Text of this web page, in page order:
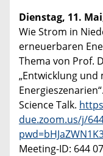
Dienstag, 11.
Wie Strom in
erneuerbaren
Thema von Prof.
„Entwicklung
Science Talk.
due.zoom.us/j/
Meeting-ID: 644